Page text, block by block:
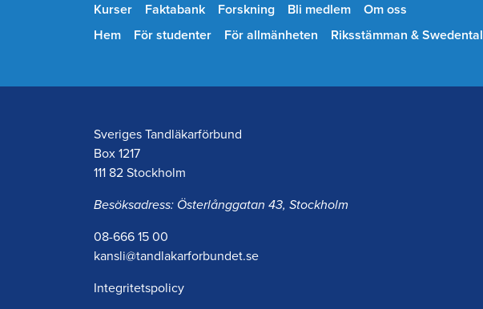
Kurser Faktabank Forskning Bli medlem
Om oss
Hem
För studenter För allmänheten Riksstämman & Swedental
Sveriges Tandläkarförbund
Box 1217
111 82 Stockholm
Besöksadress: Österlånggatan 43, Stockholm
08-666 15 00
kansli@tandlakarforbundet.se
Integritetspolicy